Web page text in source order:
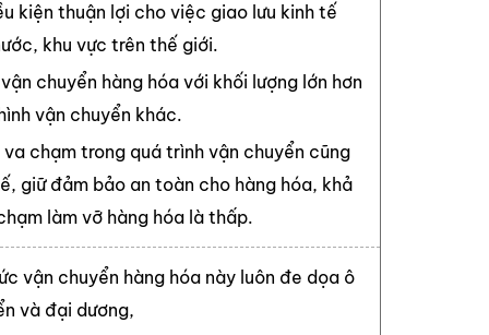
kiện thuận lợi cho việc giao lưu kinh tế
khu vực trên thế giới.
chuyển hàng hóa với khối lượng lớn hơn
vận chuyển khác.
chạm trong quá trình vận chuyển cũng
giữ đảm bảo an toàn cho hàng hóa, khả
làm vỡ hàng hóa là thấp.
vận chuyển hàng hóa này luôn đe dọa ô
và đại dương,